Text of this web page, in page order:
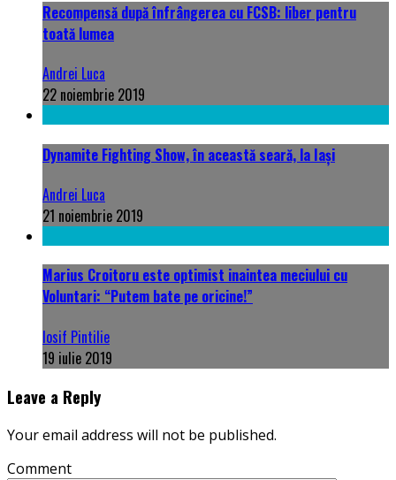
Recompensă după înfrângerea cu FCSB: liber pentru
toată lumea
Andrei Luca
22 noiembrie 2019
Dynamite Fighting Show, în această seară, la Iași
Andrei Luca
21 noiembrie 2019
Marius Croitoru este optimist inaintea meciului cu
Voluntari: “Putem bate pe oricine!”
Iosif Pintilie
19 iulie 2019
Leave a Reply
Your email address will not be published.
Comment